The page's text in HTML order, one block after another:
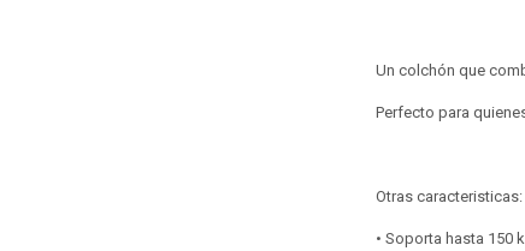
Un colchón que
Perfecto para
Otras caracteristicas:
• Soporta hasta 150